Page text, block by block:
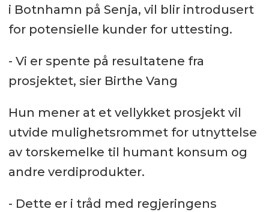
i Botnhamn på Senja, vil blir introdusert
for potensielle kunder for uttesting.
- Vi er spente på resultatene fra
prosjektet, sier Birthe Vang
Hun mener at et vellykket prosjekt vil
utvide mulighetsrommet for utnyttelse
av torskemelke til humant konsum og
andre verdiprodukter.
- Dette er i tråd med regjeringens